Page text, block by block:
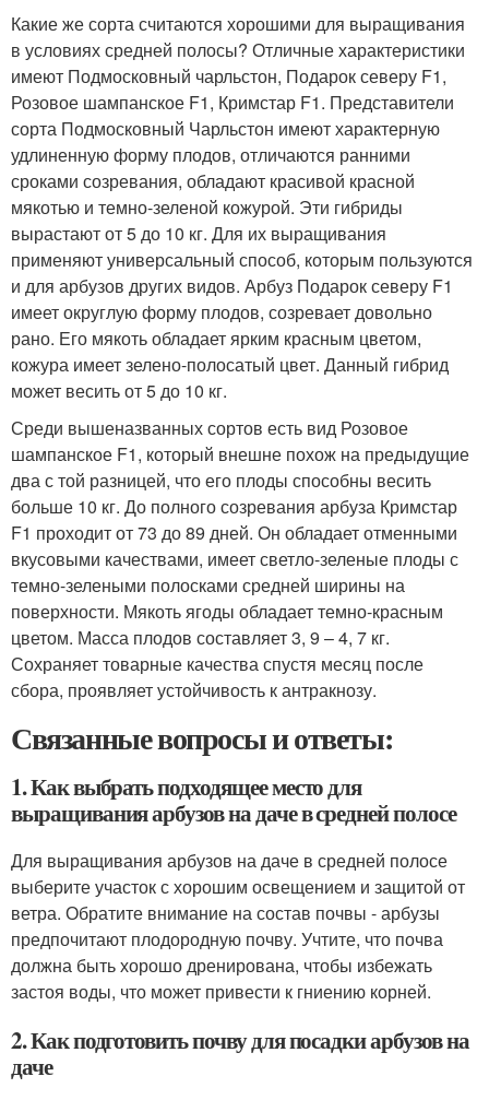
Какие же сорта считаются хорошими для выращивания
в условиях средней полосы? Отличные характеристики
имеют Подмосковный чарльстон, Подарок северу F1,
Розовое шампанское F1, Кримстар F1. Представители
сорта Подмосковный Чарльстон имеют характерную
удлиненную форму плодов, отличаются ранними
сроками созревания, обладают красивой красной
мякотью и темно-зеленой кожурой. Эти гибриды
вырастают от 5 до 10 кг. Для их выращивания
применяют универсальный способ, которым пользуются
и для арбузов других видов. Арбуз Подарок северу F1
имеет округлую форму плодов, созревает довольно
рано. Его мякоть обладает ярким красным цветом,
кожура имеет зелено-полосатый цвет. Данный гибрид
может весить от 5 до 10 кг.
Среди вышеназванных сортов есть вид Розовое
шампанское F1, который внешне похож на предыдущие
два с той разницей, что его плоды способны весить
больше 10 кг. До полного созревания арбуза Кримстар
F1 проходит от 73 до 89 дней. Он обладает отменными
вкусовыми качествами, имеет светло-зеленые плоды с
темно-зелеными полосками средней ширины на
поверхности. Мякоть ягоды обладает темно-красным
цветом. Масса плодов составляет 3, 9 – 4, 7 кг.
Сохраняет товарные качества спустя месяц после
сбора, проявляет устойчивость к антракнозу.
Связанные вопросы и ответы:
1. Как выбрать подходящее место для
выращивания арбузов на даче в средней полосе
Для выращивания арбузов на даче в средней полосе
выберите участок с хорошим освещением и защитой от
ветра. Обратите внимание на состав почвы - арбузы
предпочитают плодородную почву. Учтите, что почва
должна быть хорошо дренирована, чтобы избежать
застоя воды, что может привести к гниению корней.
2. Как подготовить почву для посадки арбузов на
даче